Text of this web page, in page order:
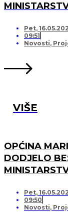
SVINCIMA
Pet,
09:51
Novosti,
VIŠE
OPĆINA
DODJELO
MARINA, PO
Pet,
09:50
Novosti,